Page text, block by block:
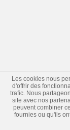
Les cookies nous
d'offrir des
trafic. Nous
site avec nos
peuvent combiner
fournies ou qu'ils